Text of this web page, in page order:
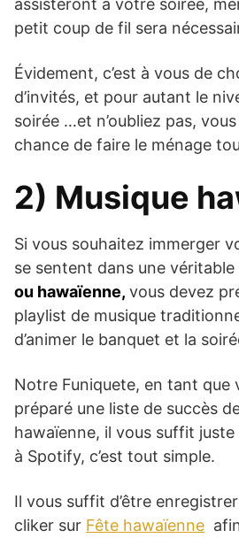
assisteront à votre soirée,
petit coup de fil sera
Évidement, c’est à vous de
d’invités, et pour autant le
soirée …et n’oubliez pas,
chance de faire le ménage
2) Musique
Si vous souhaitez immerger
se sentent dans une véritable
ou hawaïenne, vous devez
playlist de musique
d’animer le banquet et la
Notre Funiquete, en tant que
préparé une liste de succès
hawaïenne, il vous suffit
à Spotify, c’est tout simple.
Il vous suffit d’être
cliker sur Fête hawaïenne